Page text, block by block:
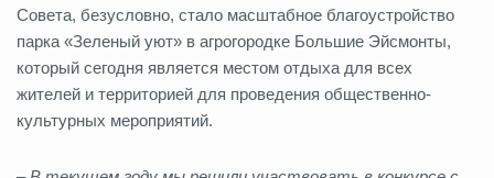
Совета, безусловно, стало масштабное благоустройство
парка «Зеленый уют» в агрогородке Большие Эйсмонты,
который сегодня является местом отдыха для всех
жителей и территорией для проведения общественно-
культурных мероприятий.